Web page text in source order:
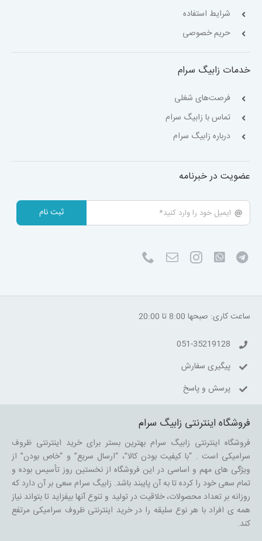
شرایط استفاده
حریم خصوصی
خدمات زابیگ سرام
فرصت‌های شغلی
تماس با زابیگ سرام
درباره زابیگ سرام
عضویت در خبرنامه
ثبت نام
ساعت کاری: صبحها 8:00 تا 20:00
051-35219128
پیگیری سفارش
پرسش و پاسخ
فروشگاه اینترنتی زابیگ سرام
فروشگاه اینترنتی زابیگ سرام بهترین بستر برای خرید اینترنتی ظروف
سرامیکی است . “با کیفیت بودن کالا”، “ارسال سریع” و “خاص بودن” از
ویژگی های مهم و اساسی در این فروشگاه از نخستین روز تأسیس بوده و
تمام سعی خود را کرده تا به آن پایبند باشد. زابیگ سرام سعی بر آن دارد که
روزانه بر تعداد محصولات، خلاقیت در تولید و تنوع آنها بیفزاید تا بتواند نیاز
همه ی افراد با هر نوع سلیقه را در خرید اینترنتی ظروف سرامیکی مرتفع
کند.